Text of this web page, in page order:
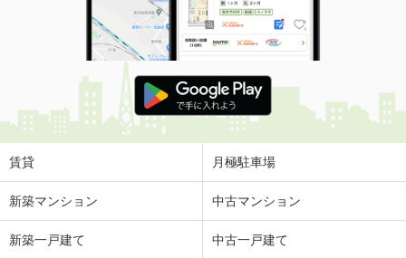
賃貸 月極駐車場
新築マンション 中古マンション
新築一戸建て 中古一戸建て